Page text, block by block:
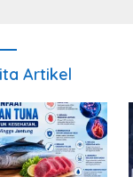
Artikel